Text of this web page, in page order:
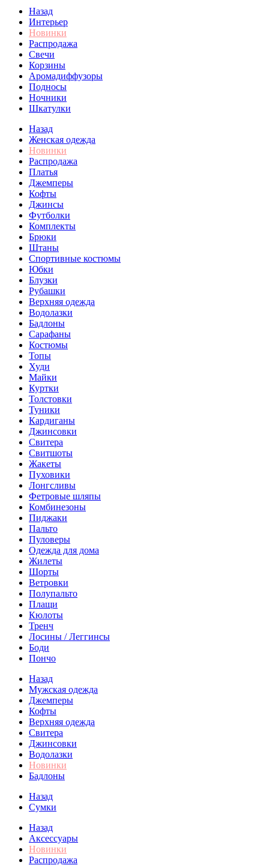
Назад
Интерьер
Новинки
Распродажа
Свечи
Корзины
Аромадиффузоры
Подносы
Ночники
Шкатулки
Назад
Женская одежда
Новинки
Распродажа
Платья
Джемперы
Кофты
Джинсы
Футболки
Комплекты
Брюки
Штаны
Спортивные костюмы
Юбки
Блузки
Рубашки
Верхняя одежда
Водолазки
Бадлоны
Сарафаны
Костюмы
Топы
Худи
Майки
Куртки
Толстовки
Туники
Кардиганы
Джинсовки
Свитера
Свитшоты
Жакеты
Пуховики
Лонгсливы
Фетровые шляпы
Комбинезоны
Пиджаки
Пальто
Пуловеры
Одежда для дома
Жилеты
Шорты
Ветровки
Полупальто
Плащи
Кюлоты
Тренч
Лосины / Леггинсы
Боди
Пончо
Назад
Мужская одежда
Джемперы
Кофты
Верхняя одежда
Свитера
Джинсовки
Водолазки
Новинки
Бадлоны
Назад
Сумки
Назад
Аксессуары
Новинки
Распродажа